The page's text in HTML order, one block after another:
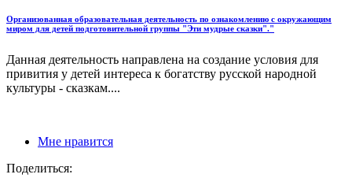
Организованная образовательная деятельность по ознакомлению с окружающим
миром для детей подготовительной группы "Эти мудрые сказки"."
Данная деятельность направлена на создание условия для
привития у детей интереса к богатству русской народной
культуры - сказкам....
Мне нравится
Поделиться: